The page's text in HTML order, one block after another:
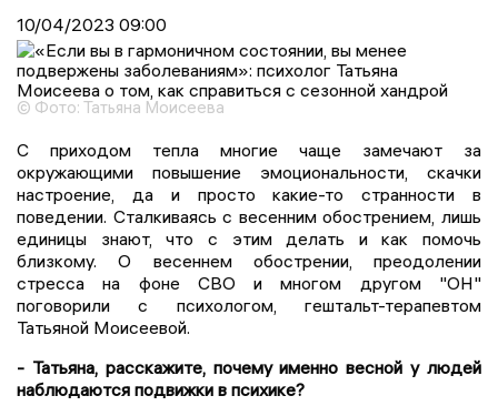
10/04/2023 09:00
© Фото: Татьяна Моисеева
С приходом тепла многие чаще замечают за
окружающими повышение эмоциональности, скачки
настроение, да и просто какие-то странности в
поведении. Сталкиваясь с весенним обострением, лишь
единицы знают, что с этим делать и как помочь
близкому. О весеннем обострении, преодолении
стресса на фоне СВО и многом другом "ОН"
поговорили с психологом, гештальт-терапевтом
Татьяной Моисеевой.
- Татьяна, расскажите, почему именно весной у людей
наблюдаются подвижки в психике?